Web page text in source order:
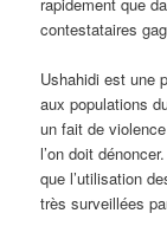
contestataires
Ushahidi est une
aux populations
un fait de
l’on doit
que l’utilisation
très surveillées